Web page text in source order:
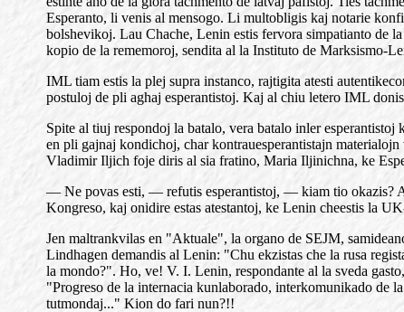
Esperanto, li venis al mensogo. Li multobligis kaj notarie
bolshevikoj. Lau Chache, Lenin estis fervora simpatianto de
kopio de la rememoroj, sendita al la Instituto de Marksismo-
IML tiam estis la plej supra instanco, rajtigita atesti
postuloj de pli aghaj esperantistoj. Kaj al chiu letero IML
Spite al tiuj respondoj la batalo, vera batalo inler
en pli gajnaj kondichoj, char kontrauesperantistajn
Vladimir Iljich foje diris al sia fratino, Maria Iljinichna, ke
— Ne povas esti, — refutis esperantistoj, — kiam tio okazis?
Kongreso, kaj onidire estas atestantoj, ke Lenin cheestis la
Jen maltrankvilas en "Aktuale", la organo de SEJM,
Lindhagen demandis al Lenin: "Chu ekzistas che la rusa
la mondo?". Ho, ve! V. I. Lenin, respondante al la sveda
"Progreso de la internacia kunlaborado, interkomunikado de
tutmondaj..." Kion do fari nun?!!